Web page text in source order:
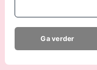
Ga verder